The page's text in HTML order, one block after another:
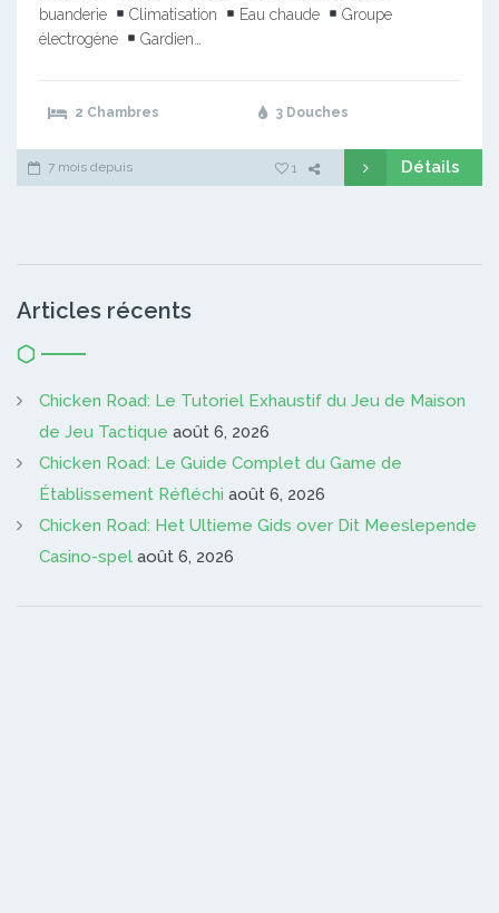
buanderie
Climatisation Eau chaude
Groupe
électrogène
Gardien…
2 Chambres 3 Douches
7 mois depuis 1 Détails
Articles récents
Chicken Road: Le Tutoriel Exhaustif du Jeu de Maison
de Jeu Tactique août 6, 2026
Chicken Road: Le Guide Complet du Game de
Établissement Réfléchi août 6, 2026
Chicken Road: Het Ultieme Gids over Dit Meeslepende
Casino-spel août 6, 2026